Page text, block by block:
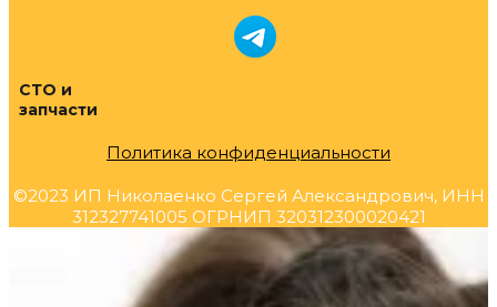
СТО и
запчасти
Политика конфиденциальности
©2023 ИП Николаенко Сергей Александрович, ИНН
312327741005 ОГРНИП 320312300020421